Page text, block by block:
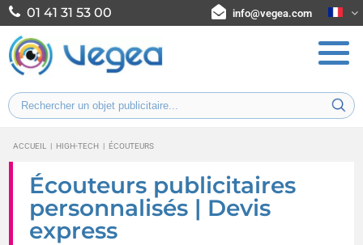
01 41 31 53 00 info@vegea.com
ACCUEIL | HIGH-TECH | ÉCOUTEURS
Écouteurs publicitaires
personnalisés | Devis
express